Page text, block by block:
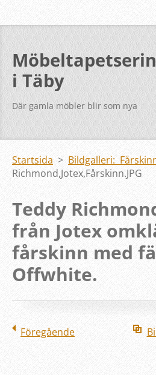
i Täby
Där gamla möbler blir som nya
Startsida > Bildgalleri:
Richmond,Jotex,Fårskinn.JPG
Teddy
från Jotex
fårskinn med
Offwhite.
Föregående